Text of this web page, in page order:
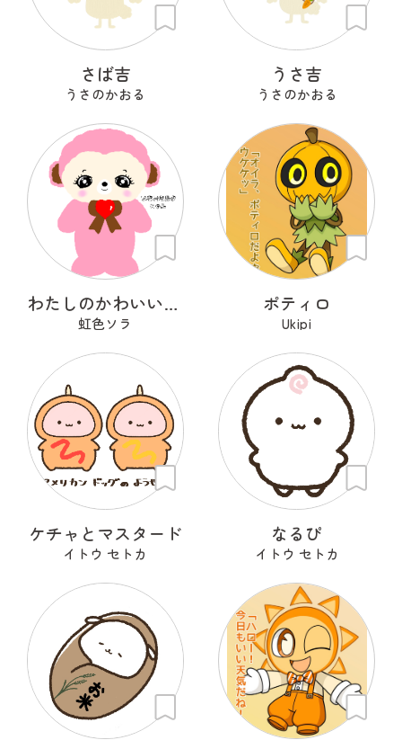
さば吉
うさのかおる
うさ吉
うさのかおる
わたしのかわいいせかい
虹色ソラ
ポティロ
Ukipi
ケチャとマスタード
イトウ セトカ
なるぴ
イトウ セトカ